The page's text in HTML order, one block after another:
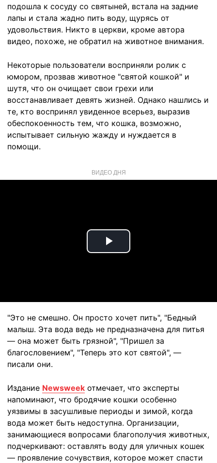
подошла к сосуду со святыней, встала на задние
лапы и стала жадно пить воду, щурясь от
удовольствия. Никто в церкви, кроме автора
видео, похоже, не обратил на животное внимания.
Некоторые пользователи восприняли ролик с
юмором, прозвав животное "святой кошкой" и
шутя, что он очищает свои грехи или
восстанавливает девять жизней. Однако нашлись и
те, кто воспринял увиденное всерьез, выразив
обеспокоенность тем, что кошка, возможно,
испытывает сильную жажду и нуждается в
помощи.
ВИДЕО ДНЯ
Play
"Это не смешно. Он просто хочет пить", "Бедный
малыш. Эта вода ведь не предназначена для питья
— она может быть грязной", "Пришел за
благословением", "Теперь это кот святой", —
писали они.
Издание Newsweek отмечает, что эксперты
напоминают, что бродячие кошки особенно
уязвимы в засушливые периоды и зимой, когда
вода может быть недоступна. Организации,
занимающиеся вопросами благополучия животных,
подчеркивают: оставлять воду для уличных кошек
— проявление сочувствия, которое может спасти